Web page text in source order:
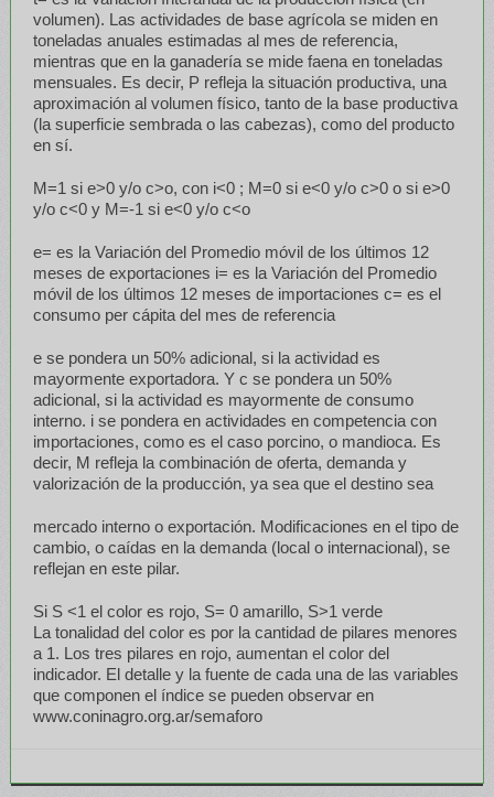
volumen). Las actividades de base agrícola se miden en
toneladas anuales estimadas al mes de referencia,
mientras que en la ganadería se mide faena en toneladas
mensuales. Es decir, P refleja la situación productiva, una
aproximación al volumen físico, tanto de la base productiva
(la superficie sembrada o las cabezas), como del producto
en sí.
M=1 si e>0 y/o c>o, con i<0 ; M=0 si e<0 y/o c>0 o si e>0
y/o c<0 y M=-1 si e<0 y/o c<o
e= es la Variación del Promedio móvil de los últimos 12
meses de exportaciones i= es la Variación del Promedio
móvil de los últimos 12 meses de importaciones c= es el
consumo per cápita del mes de referencia
e se pondera un 50% adicional, si la actividad es
mayormente exportadora. Y c se pondera un 50%
adicional, si la actividad es mayormente de consumo
interno. i se pondera en actividades en competencia con
importaciones, como es el caso porcino, o mandioca. Es
decir, M refleja la combinación de oferta, demanda y
valorización de la producción, ya sea que el destino sea
mercado interno o exportación. Modificaciones en el tipo de
cambio, o caídas en la demanda (local o internacional), se
reflejan en este pilar.
Si S <1 el color es rojo, S= 0 amarillo, S>1 verde
La tonalidad del color es por la cantidad de pilares menores
a 1. Los tres pilares en rojo, aumentan el color del
indicador. El detalle y la fuente de cada una de las variables
que componen el índice se pueden observar en
www.coninagro.org.ar/semaforo